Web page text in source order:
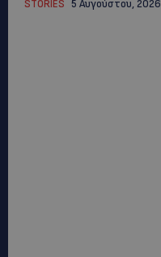
STORIES 5 Αυγούστου, 2026